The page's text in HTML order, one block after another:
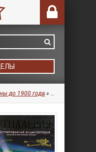
до 1900 года » Артиллерия